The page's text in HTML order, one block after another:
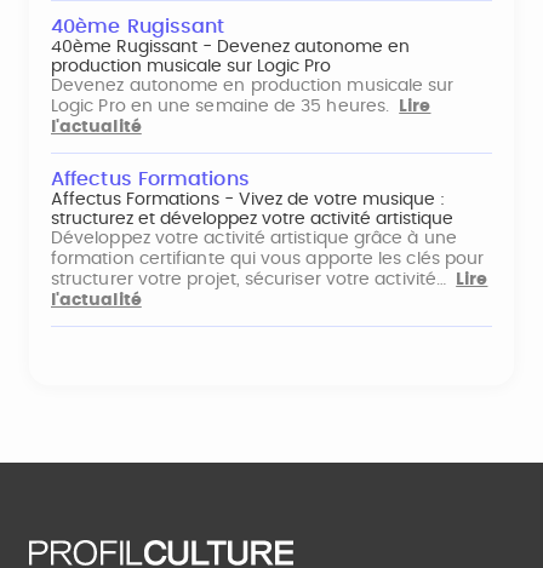
40ème Rugissant
40ème Rugissant - Devenez autonome en
production musicale sur Logic Pro
Devenez autonome en production musicale sur
Logic Pro en une semaine de 35 heures.
Lire
l'actualité
Affectus Formations
Affectus Formations - Vivez de votre musique :
structurez et développez votre activité artistique
Développez votre activité artistique grâce à une
formation certifiante qui vous apporte les clés pour
structurer votre projet, sécuriser votre activité…
Lire
l'actualité